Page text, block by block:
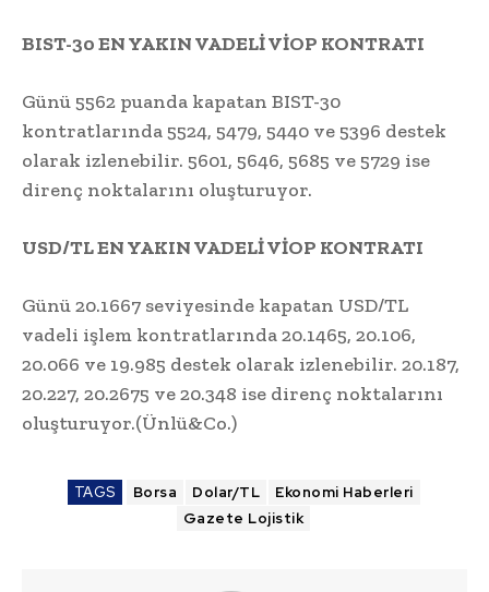
BIST-30 EN YAKIN VADELİ VİOP KONTRATI
Günü 5562 puanda kapatan BIST-30
kontratlarında 5524, 5479, 5440 ve 5396 destek
olarak izlenebilir. 5601, 5646, 5685 ve 5729 ise
direnç noktalarını oluşturuyor.
USD/TL EN YAKIN VADELİ VİOP KONTRATI
Günü 20.1667 seviyesinde kapatan USD/TL
vadeli işlem kontratlarında 20.1465, 20.106,
20.066 ve 19.985 destek olarak izlenebilir. 20.187,
20.227, 20.2675 ve 20.348 ise direnç noktalarını
oluşturuyor.(Ünlü&Co.)
TAGS Borsa Dolar/TL
Ekonomi Haberleri
Gazete Lojistik